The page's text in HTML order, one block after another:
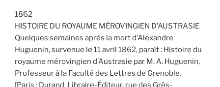
1862
HISTOIRE DU ROYAUME MÉROVINGIEN D’AUSTRASIE
Quelques semaines après la mort d’Alexandre
Huguenin, survenue le 11 avril 1862, paraît : Histoire du
royaume mérovingien d’Austrasie par M. A. Huguenin,
Professeur à la Faculté des Lettres de Grenoble.
[Paris : Durand, Libraire-Éditeur, rue des Grès-